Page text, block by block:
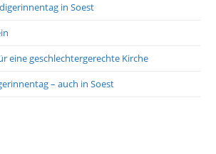
in Soest
eine geschlechtergerechte Kirche
– auch in Soest